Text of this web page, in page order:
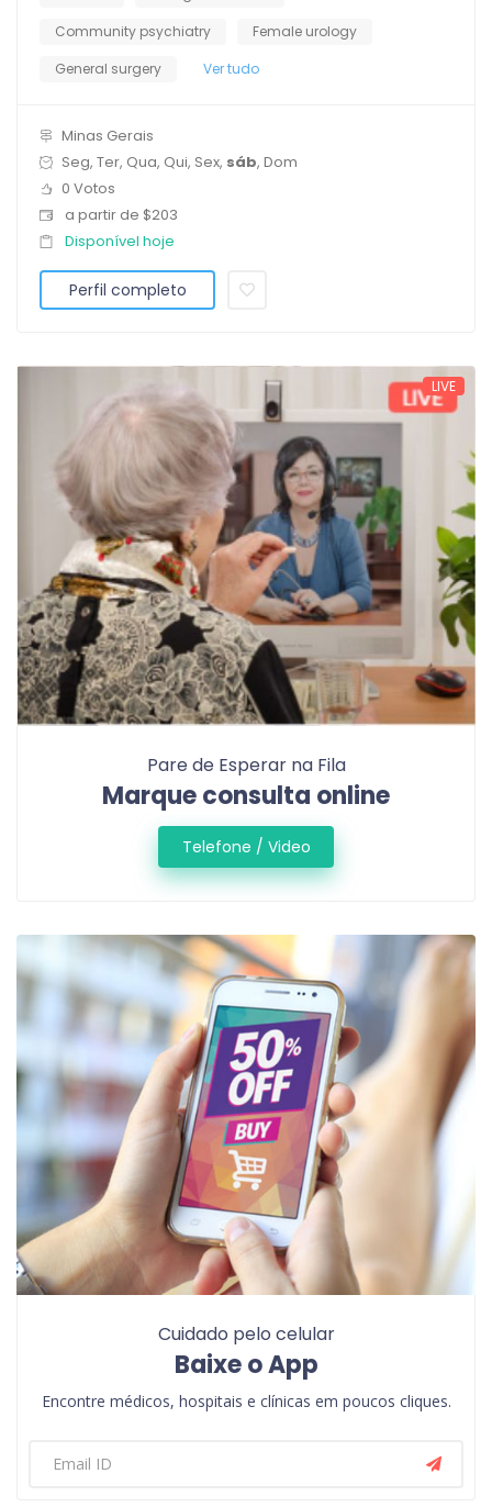
Community psychiatry
Female urology
General surgery
Ver tudo
Minas Gerais
Seg, Ter, Qua, Qui, Sex, sáb, Dom
0 Votos
a partir de $203
Disponível hoje
Perfil completo
LIVE
Pare de Esperar na Fila
Marque consulta online
Telefone / Video
Cuidado pelo celular
Baixe o App
Encontre médicos, hospitais e clínicas em poucos cliques.